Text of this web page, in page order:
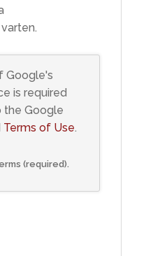
Google's
is required
the Google
Terms of Use.
(required).